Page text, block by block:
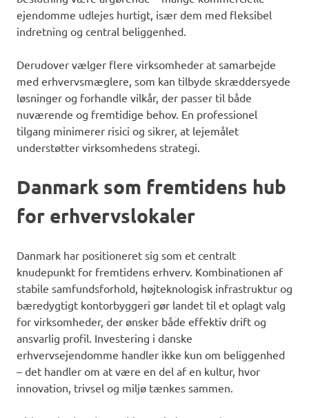
ejendomme udlejes hurtigt, især dem med fleksibel
indretning og central beliggenhed.
Derudover vælger flere virksomheder at samarbejde
med erhvervsmæglere, som kan tilbyde skræddersyede
løsninger og forhandle vilkår, der passer til både
nuværende og fremtidige behov. En professionel
tilgang minimerer risici og sikrer, at lejemålet
understøtter virksomhedens strategi.
Danmark som fremtidens hub
for erhvervslokaler
Danmark har positioneret sig som et centralt
knudepunkt for fremtidens erhverv. Kombinationen af
stabile samfundsforhold, højteknologisk infrastruktur og
bæredygtigt kontorbyggeri gør landet til et oplagt valg
for virksomheder, der ønsker både effektiv drift og
ansvarlig profil. Investering i danske
erhvervsejendomme handler ikke kun om beliggenhed
– det handler om at være en del af en kultur, hvor
innovation, trivsel og miljø tænkes sammen.